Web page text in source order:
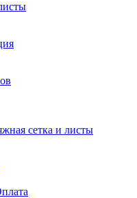
сетка и листы